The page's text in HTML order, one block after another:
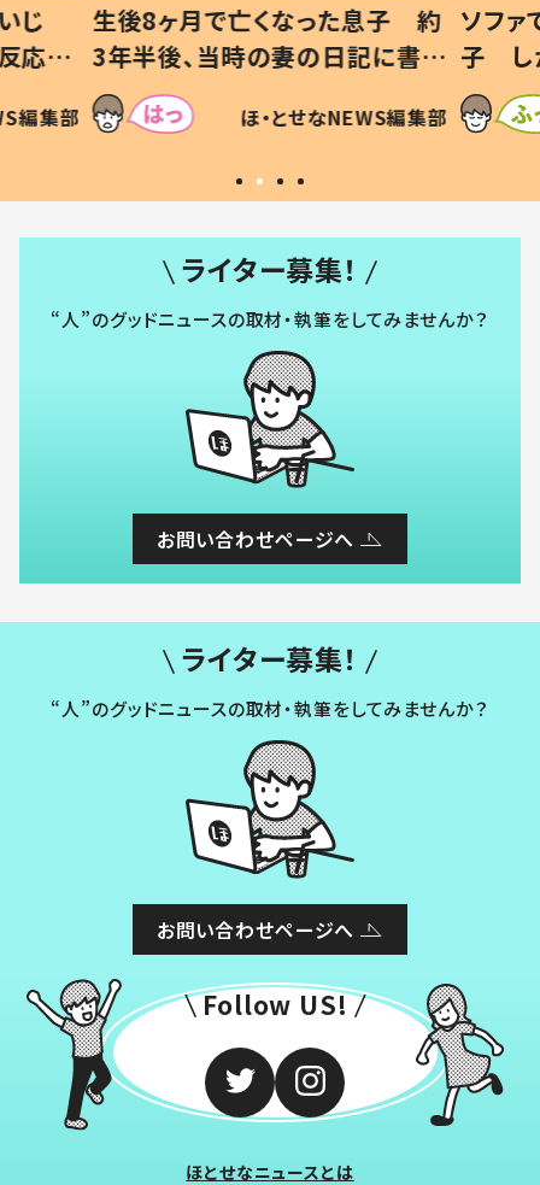
じ
応に
編集部
生後8ヶ月で亡くなった息子 約
3年半後、当時の妻の日記に書い
てあった本音とは
ほ・とせなNEWS編集部
ソファ
子 し
すべ
いから
ライター募集！
“人”のグッドニュースの取材・執筆をしてみませんか？
お問い合わせページへ
ライター募集！
“人”のグッドニュースの取材・執筆をしてみませんか？
お問い合わせページへ
Follow US!
ほとせなニュースとは